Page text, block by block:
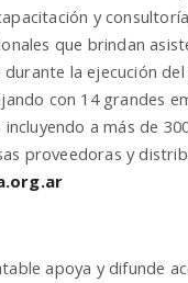
y
que brindan
la ejecución del
con 14 grandes
a más de
proveedoras y
apoya y difunde